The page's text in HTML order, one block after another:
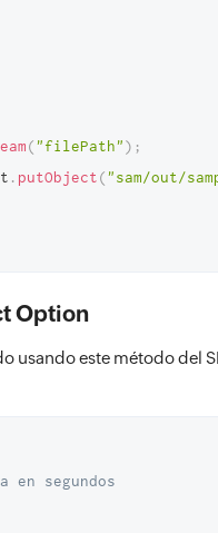
("filePath") ;
. putObject("sam/out/
Option
este método del
en segundos